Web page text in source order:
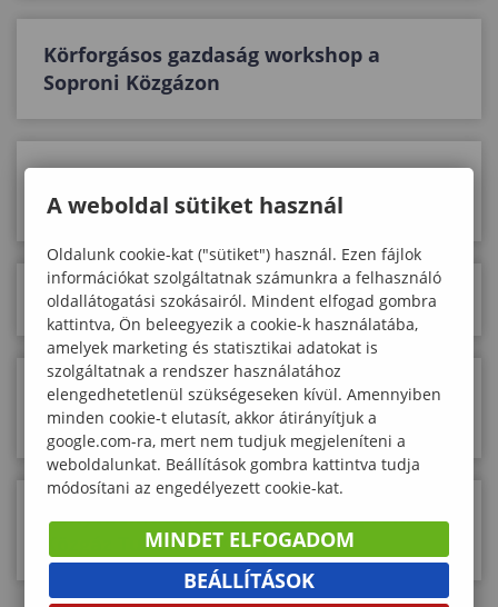
Körforgásos gazdaság workshop a
Soproni Közgázon
Sikeresen lezajlott a Lámfalussy Kar
tudománynapi konferenciája
Újra TDK workshop a Soproni Közgázon!
Pénzügyi kultúra és digitalizáció –
vendégelőadó a Lámfalussy Karon
Könyvbemutatót tartottak a Soproni
Közgáz Turizmus Klubjában
A weboldal sütiket használ
Oldalunk cookie-kat ("sütiket") használ. Ezen fájlok
információkat szolgáltatnak számunkra a felhasználó
oldallátogatási szokásairól. Mindent elfogad gombra
kattintva, Ön beleegyezik a cookie-k használatába,
amelyek marketing és statisztikai adatokat is
szolgáltatnak a rendszer használatához
elengedhetetlenül szükségeseken kívül. Amennyiben
minden cookie-t elutasít, akkor átirányítjuk a
google.com-ra, mert nem tudjuk megjeleníteni a
weboldalunkat. Beállítások gombra kattintva tudja
módosítani az engedélyezett cookie-kat.
MINDET ELFOGADOM
BEÁLLÍTÁSOK